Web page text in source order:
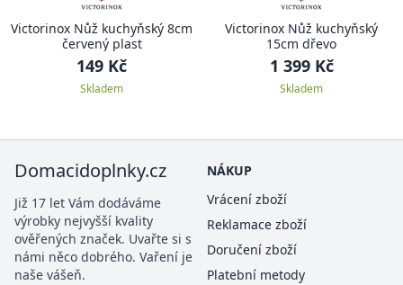
Victorinox Nůž kuchyňský 8cm
červený plast
149 Kč
Skladem
Victorinox Nůž kuchyňský
15cm dřevo
1 399 Kč
Skladem
Domacidoplnky.cz
Již 17 let Vám dodáváme
výrobky nejvyšší kvality
ověřených značek. Uvařte si s
námi něco dobrého. Vaření je
naše vášeň.
NÁKUP
Vrácení zboží
Reklamace zboží
Doručení zboží
Platební metody